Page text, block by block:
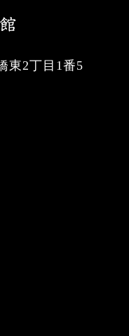
東2丁目1番5